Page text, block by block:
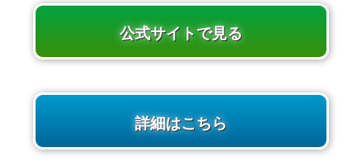
公式サイトで見る
詳細はこちら